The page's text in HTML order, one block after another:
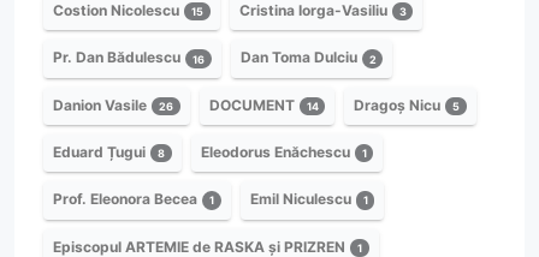
Costion Nicolescu 15 Cristina Iorga-Vasiliu 3
Pr. Dan Bădulescu 16 Dan Toma Dulciu 2
Danion Vasile 26 DOCUMENT 14 Dragoș Nicu 5
Eduard Țugui 8 Eleodorus Enăchescu 1
Prof. Eleonora Becea 1 Emil Niculescu 1
Episcopul ARTEMIE de RASKA și PRIZREN 1